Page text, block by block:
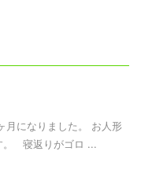
月になりました。 お人形
。 寝返りがゴロ ...